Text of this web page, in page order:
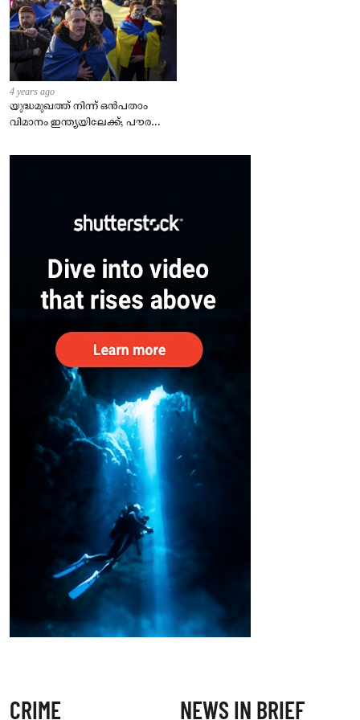
4 years ago
യുദ്ധമുഖത്ത് നിന്ന് ഒൻപതാം
വിമാനം ഇന്ത്യയിലേക്ക്; പൗരന്മാർ
– കേന്ദ്രം
CRIME NEWS IN BRIEF